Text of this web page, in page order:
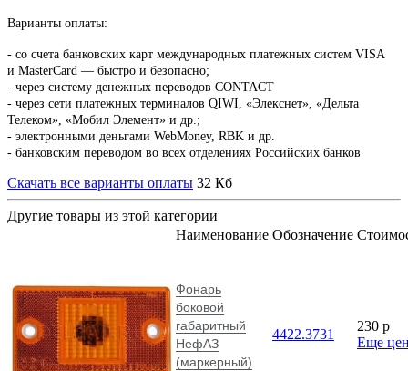
Варианты оплаты:
- со счета банковских карт международных платежных систем VISA
и MasterCard — быстро и безопасно;
- через систему денежных переводов CONTACT
- через сети платежных терминалов QIWI, «Элекснет», «Дельта
Телеком», «Мобил Элемент» и др.;
- электронными деньгами WebMoney, RBK и др.
- банковским переводом во всех отделениях Российских банков
Скачать все варианты оплаты 32 Кб
Другие товары из этой категории
Наименование Обозначение
Фонарь
боковой
габаритный
НефАЗ
(маркерный)
4422.3731
230 p
Еще